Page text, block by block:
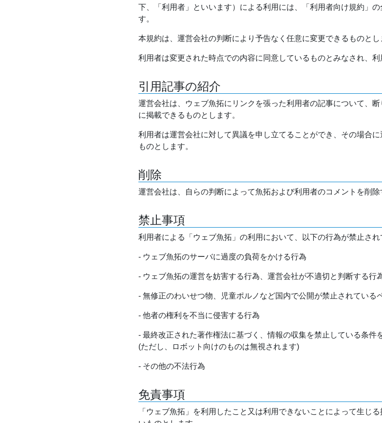
下、「利用者」といいます）による利用には、「利用者向け規約」
す。
本規約は、運営会社の判断により予告なく任意に変更できるものとし
利用者は変更された時点での内容に同意しているものとみなされ、利
引用記事の紹介
運営会社は、ウェブ魚拓にリンクを張った利用者の記事について、
に掲載できるものとします。
利用者は運営会社に対して異議を申し立てることができ、その場合
ものとします。
削除
運営会社は、自らの判断によって魚拓および利用者のコメントを削除
禁止事項
利用者による「ウェブ魚拓」の利用において、以下の行為が禁止され
- ウェブ魚拓のサーバに過度の負荷をかける行為
- ウェブ魚拓の運営を妨害する行為、運営会社が不適切と判断する行
- 無修正のわいせつ物、児童ポルノなど国内で公開が禁止されている
- 他者の権利を不当に侵害する行為
- 最終改正された著作権法に基づく、情報の収集を禁止している条件
(ただし、ロボット向けのものは無視されます)
- その他の不法行為
免責事項
「ウェブ魚拓」を利用したこと又は利用できないことによって生じ